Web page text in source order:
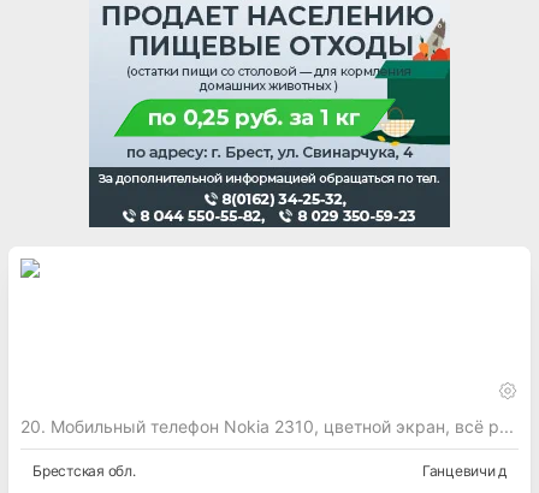
20. Мобильный телефон Nokia 2310, цветной экран, всё р...
Брестская обл. Ганцевичи д